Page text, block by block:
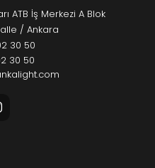
ATB İş Merkezi A Blok
/ Ankara
30 50
30 50